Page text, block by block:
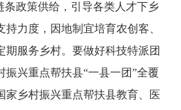
条政策供给，引导各类人才下乡
力度，因地制宜培育农创客、
期服务乡村。要做好科技特派团
振兴重点帮扶县“一县一团”全覆
家乡村振兴重点帮扶县教育、医